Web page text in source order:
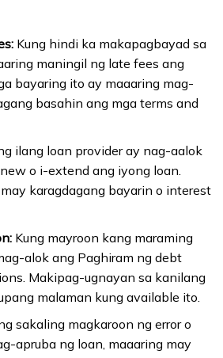
Kung hindi ka makapagbayad sa
maningil ng late fees ang
bayaring ito ay maaaring mag-
basahin ang mga terms and
ilang loan provider ay nag-aalok
o i-extend ang iyong loan.
karagdagang bayarin o interest
Kung mayroon kang maraming
alok ang Paghiram ng debt
Makipag-ugnayan sa kanilang
malaman kung available ito.
sakaling magkaroon ng error o
apruba ng loan, maaaring may